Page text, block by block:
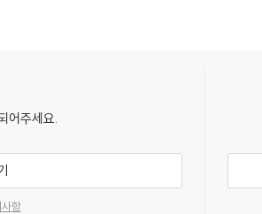
어주세요.
항